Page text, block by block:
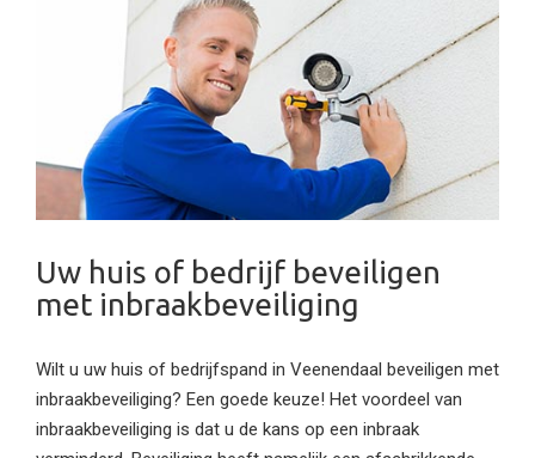
Uw huis of bedrijf beveiligen
met inbraakbeveiliging
Wilt u uw huis of bedrijfspand in Veenendaal beveiligen met
inbraakbeveiliging? Een goede keuze! Het voordeel van
inbraakbeveiliging is dat u de kans op een inbraak